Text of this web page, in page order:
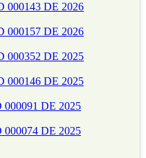
000143 DE 2026
000157 DE 2026
000352 DE 2025
000146 DE 2025
DE 2025
DE 2025